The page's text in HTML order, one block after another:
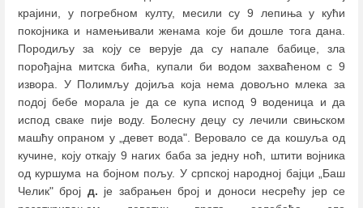
крајини, у погребном култу, месили су 9 лепиња у кући
покојника и намењивали женама које би дошле тога дана.
Породиљу за коју се верује да су напале бабице, зла
порођајна митска бића, купали би водом захваћеном с 9
извора. У Полимљу дојиља која нема довољно млека за
подој бебе морала је да се купа испод 9 воденица и да
испод сваке пије воду. Болесну децу су лечили свињском
машћу опраном у „девет вода". Веровало се да кошуља од
кучине, коју откају 9 нагих баба за једну ноћ, штити војника
од куршума на бојном пољу. У српској народној бајци „Баш
Челик" број д. је забрањен број и доноси несрећу јер се